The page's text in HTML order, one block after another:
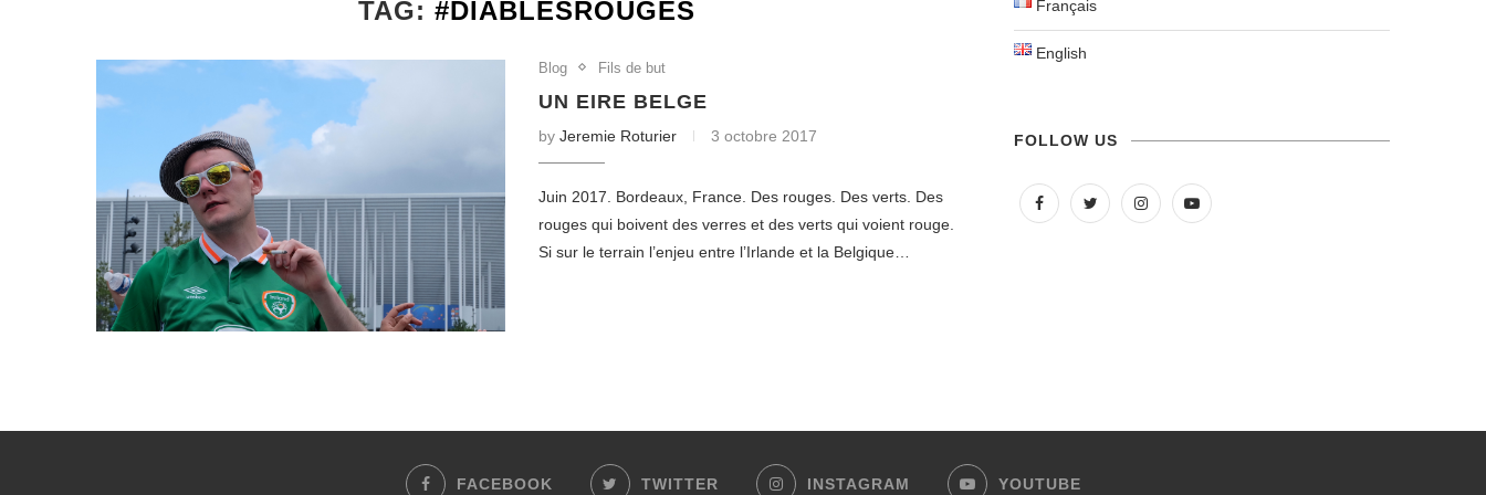
TAG:#DIABLESROUGES
Blog Fils de but
UN EIRE BELGE
by Jeremie Roturier 3 octobre 2017
Juin 2017. Bordeaux, France. Des rouges. Des verts. Des
rouges qui boivent des verres et des verts qui voient rouge.
Si sur le terrain l’enjeu entre l’Irlande et la Belgique…
Français
English
FOLLOW US
FACEBOOK TWITTER INSTAGRAM YOUTUBE